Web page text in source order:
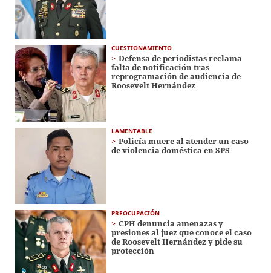
CUESTIONAMIENTO
Defensa de periodistas reclama
falta de notificación tras
reprogramación de audiencia de
Roosevelt Hernández
LAMENTABLE
Policía muere al atender un caso
de violencia doméstica en SPS
PREOCUPACIÓN
CPH denuncia amenazas y
presiones al juez que conoce el caso
de Roosevelt Hernández y pide su
protección